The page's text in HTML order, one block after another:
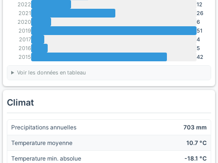
2022
12
2021
26
2020
6
2019
51
2017
4
2016
5
2015
42
Voir les données en tableau
Climat
Precipitations annuelles 703 mm
Temperature moyenne 10.7 °C
Temperature min. absolue -18.1 °C